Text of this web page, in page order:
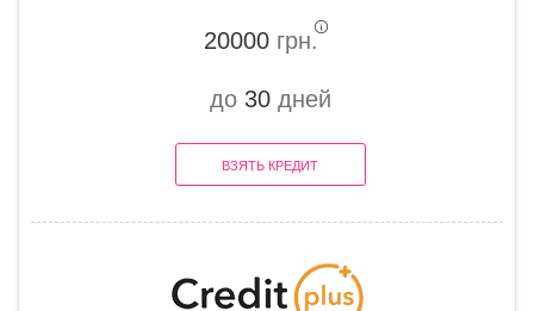
20000 грн.
до 30дней
ВЗЯТЬ КРЕДИТ